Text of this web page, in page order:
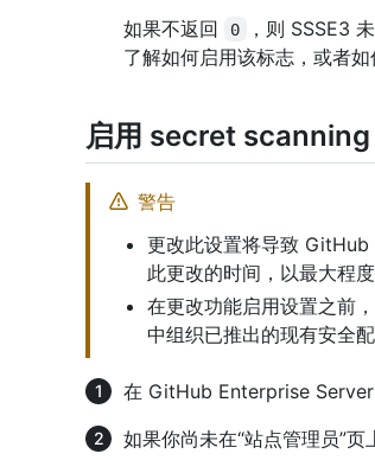
如果不返回
0
，则 SSSE3
了解如何启用该标志，或者如
启用 secret scanning
警告
更改此设置将导致
此更改的时间，以最大程
在更改功能启用设置之前
中组织已推出的现有安全配
在 GitHub Enterprise Server
如果你尚未在“站点管理员”页